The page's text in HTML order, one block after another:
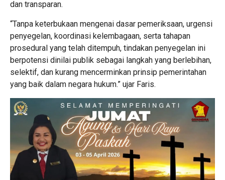
dan transparan.
“Tanpa keterbukaan mengenai dasar pemeriksaan, urgensi
penyegelan, koordinasi kelembagaan, serta tahapan
prosedural yang telah ditempuh, tindakan penyegelan ini
berpotensi dinilai publik sebagai langkah yang berlebihan,
selektif, dan kurang mencerminkan prinsip pemerintahan
yang baik dalam negara hukum.” ujar Faris.